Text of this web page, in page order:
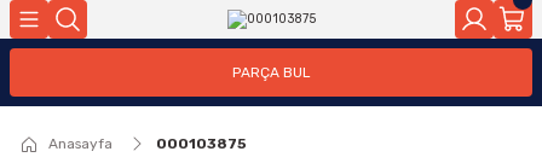
Geri Dön
PARÇA BUL
Anasayfa 000103875